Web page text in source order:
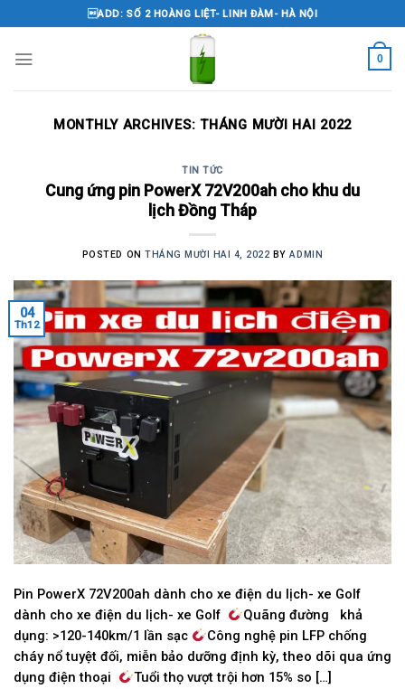
to
content
ADD: SỐ 2 HOÀNG LIỆT- LINH ĐÀM- HÀ NỘI
0
MONTHLY ARCHIVES:THÁNG MƯỜI HAI 2022
TIN TỨC
Cung ứng pin PowerX 72V200ah cho khu du
lịch Đồng Tháp
POSTED ONTHÁNG MƯỜI HAI 4, 2022 BYADMIN
04
Th12
Pin PowerX 72V200ah dành cho xe điện du lịch- xe Golf
dành cho xe điện du lịch- xe Golf
Quãng đường khả
dụng: >120-140km/1 lần sạc
Công nghệ pin LFP chống
cháy nổ tuyệt đối, miễn bảo dưỡng định kỳ, theo dõi qua ứng
dụng điện thoại
Tuổi thọ vượt trội hơn 15% so […]